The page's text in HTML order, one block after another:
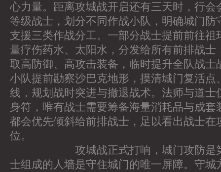
心力量。距离攻城战开启还有三天时，行会
等级战士，划分不同作战小队，明确城门防
支援三类作战分工。一部分战士提前前往祖
量疗伤药水、太阳水，分发给所有前排战士
取高防御、高攻击装备，临时提升全队战士
小队提前勘察沙巴克地形，摸清城门复活点
线，规划战时突进与撤退战术。法师与道士
身符，唯有战士需要筹备海量消耗品与成套
都会优先倾斜给前排战士，足以看出战士在
位。
攻城战正式打响，城门攻防是第
士组成的人墙是守住城门的唯一屏障。守城